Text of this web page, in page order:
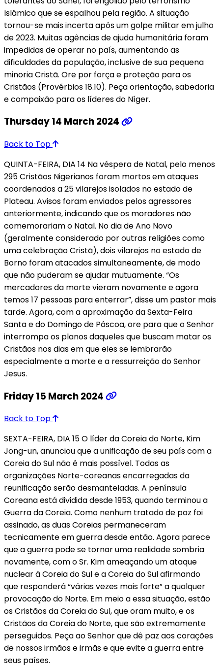
Islâmico que se espalhou pela região. A situação
tornou-se mais incerta após um golpe militar em julho
de 2023. Muitas agências de ajuda humanitária foram
impedidas de operar no país, aumentando as
dificuldades da população, inclusive de sua pequena
minoria Cristã. Ore por força e proteção para os
Cristãos (Provérbios 18.10). Peça orientação, sabedoria
e compaixão para os líderes do Níger.
Thursday 14 March 2024
Back to Top
QUINTA-FEIRA, DIA 14 Na véspera de Natal, pelo menos
295 Cristãos Nigerianos foram mortos em ataques
coordenados a 25 vilarejos isolados no estado de
Plateau. Avisos foram enviados pelos agressores
anteriormente, indicando que os moradores não
comemorariam o Natal. No dia de Ano Novo
(geralmente considerado por outras religiões como
uma celebração Cristã), dois vilarejos no estado de
Borno foram atacados simultaneamente, de modo
que não puderam se ajudar mutuamente. “Os
mercadores da morte vieram novamente e agora
temos 17 pessoas para enterrar”, disse um pastor mais
tarde. Agora, com a aproximação da Sexta-Feira
Santa e do Domingo de Páscoa, ore para que o Senhor
interrompa os planos daqueles que buscam matar os
Cristãos nos dias em que eles se lembrarão
especialmente a morte e a ressurreição do Senhor
Jesus.
Friday 15 March 2024
Back to Top
SEXTA-FEIRA, DIA 15 O líder da Coreia do Norte, Kim
Jong-un, anunciou que a unificação de seu país com a
Coreia do Sul não é mais possível. Todas as
organizações Norte-coreanas encarregadas da
reunificação serão desmanteladas. A península
Coreana está dividida desde 1953, quando terminou a
Guerra da Coreia. Como nenhum tratado de paz foi
assinado, as duas Coreias permaneceram
tecnicamente em guerra desde então. Agora parece
que a guerra pode se tornar uma realidade sombria
novamente, com o Sr. Kim ameaçando um ataque
nuclear à Coreia do Sul e a Coreia do Sul afirmando
que responderá “várias vezes mais forte” a qualquer
provocação do Norte. Em meio a essa situação, estão
os Cristãos da Coreia do Sul, que oram muito, e os
Cristãos da Coreia do Norte, que são extremamente
perseguidos. Peça ao Senhor que dê paz aos corações
de nossos irmãos e irmãs e que evite a guerra entre
seus países.